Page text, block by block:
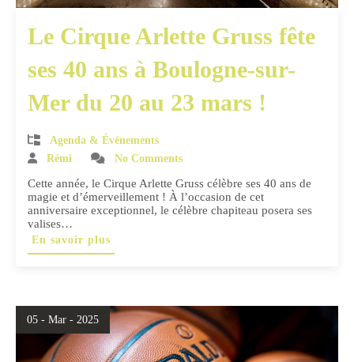
Le Cirque Arlette Gruss fête
ses 40 ans à Boulogne-sur-
Mer du 20 au 23 mars !
Agenda & Événements
Rémi
No Comments
Cette année, le Cirque Arlette Gruss célèbre ses 40 ans de
magie et d’émerveillement ! À l’occasion de cet
anniversaire exceptionnel, le célèbre chapiteau posera ses
valises…
En savoir plus
05 - Mar - 2025